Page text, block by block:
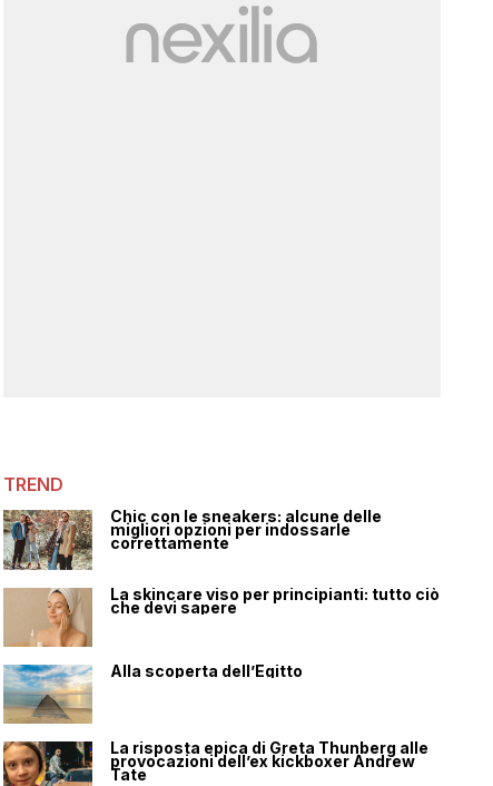
TREND
Chic con le sneakers: alcune delle
migliori opzioni per indossarle
correttamente
La skincare viso per principianti: tutto ciò
che devi sapere
Alla scoperta dell’Egitto
La risposta epica di Greta Thunberg alle
provocazioni dell’ex kickboxer Andrew
Tate